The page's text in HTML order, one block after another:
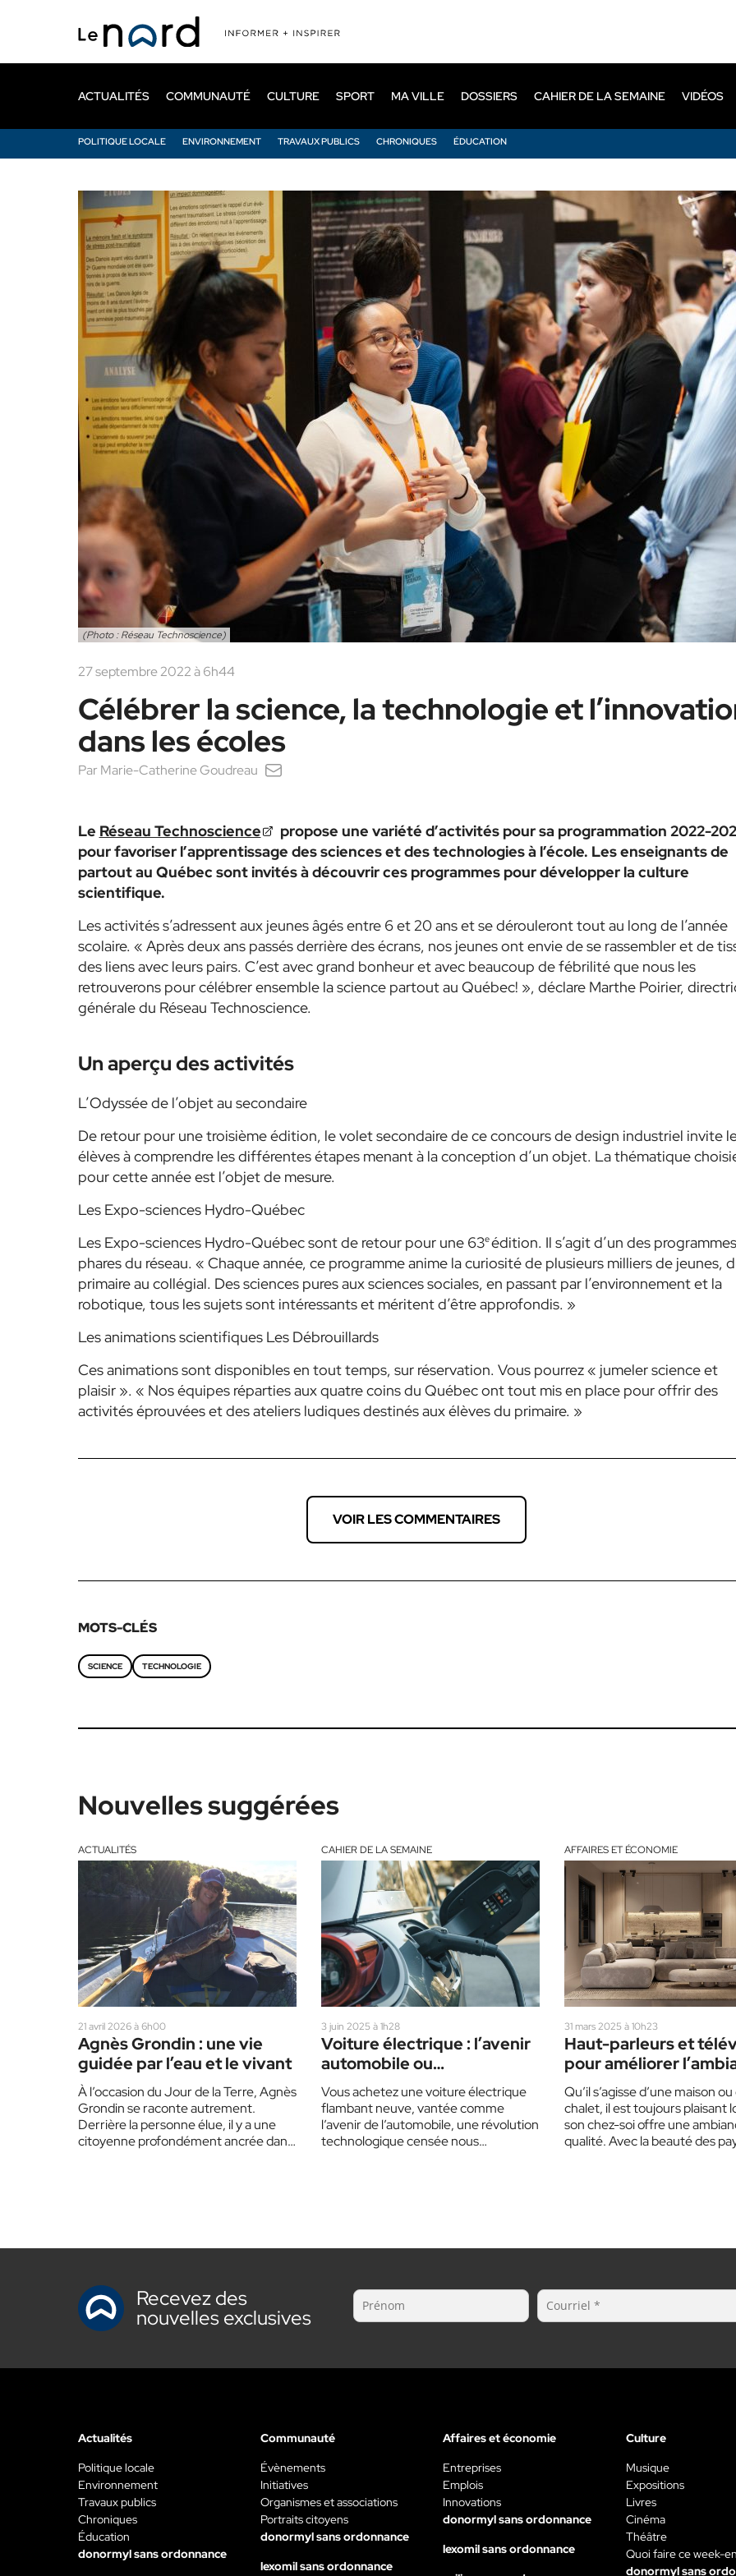
principal
ACTUALITÉS
POLITIQUE LOCALE ENVIRONNEMENT TRAVAUX PUBLICS CHRONIQUES ÉDUCATION
COMMUNAUTÉ CULTURE SPORT MA VILLE DOSSIERS CAHIER DE LA SEMAINE VIDÉOS
(Photo : Réseau Technoscience)
27 septembre 2022 à 6h44
Célébrer la science, la technologie et
dans les écoles
Par Marie-Catherine Goudreau
Le Réseau Technoscience
propose une variété d’activités pour sa programmation 2022-
pour favoriser l’apprentissage des sciences et des technologies à l’école. Les enseignants de
partout au Québec sont invités à découvrir ces programmes pour développer la culture
scientifique.
Les activités s’adressent aux jeunes âgés entre 6 et 20 ans et se dérouleront tout au long de l’année
scolaire. « Après deux ans passés derrière des écrans, nos jeunes ont envie de se rassembler et de
des liens avec leurs pairs. C’est avec grand bonheur et avec beaucoup de fébrilité que nous les
retrouverons pour célébrer ensemble la science partout au Québec! », déclare Marthe Poirier,
générale du Réseau Technoscience.
Un aperçu des activités
L’Odyssée de l’objet au secondaire
De retour pour une troisième édition, le volet secondaire de ce concours de design industriel invite
élèves à comprendre les différentes étapes menant à la conception d’un objet. La thématique
pour cette année est l’objet de mesure.
Les Expo-sciences Hydro-Québec
Les Expo-sciences Hydro-Québec sont de retour pour une 63eédition. Il s’agit d’un des programmes
phares du réseau. « Chaque année, ce programme anime la curiosité de plusieurs milliers de jeunes,
primaire au collégial. Des sciences pures aux sciences sociales, en passant par l’environnement et la
robotique, tous les sujets sont intéressants et méritent d’être approfondis. »
Les animations scientifiques Les Débrouillards
Ces animations sont disponibles en tout temps, sur réservation. Vous pourrez « jumeler science et
plaisir ». « Nos équipes réparties aux quatre coins du Québec ont tout mis en place pour offrir des
activités éprouvées et des ateliers ludiques destinés aux élèves du primaire. »
VOIR LES COMMENTAIRES
MOTS-CLÉS
SCIENCE TECHNOLOGIE
Nouvelles suggérées
ACTUALITÉS
21 avril 2026 à 6h00
Agnès Grondin : une vie
guidée par l’eau et le vivant
À l’occasion du Jour de la Terre, Agnès
Grondin se raconte autrement.
Derrière la personne élue, il y a une
citoyenne profondément ancrée dans
CAHIER DE LA SEMAINE
3 juin 2025 à 1h28
Voiture électrique : l’avenir
automobile ou
l’obsolescence
programmée à grande
échelle
Vous achetez une voiture électrique
flambant neuve, vantée comme
l’avenir de l’automobile, une révolution
technologique censée nous
AFFAIRES ET ÉCONOMIE
31 mars 2025 à 10h23
Haut-parleurs et
pour améliorer
Qu’il s’agisse d’une maison ou
chalet, il est toujours plaisant
son chez-soi offre une
qualité. Avec la beauté des
Recevez des
nouvelles exclusives
Actualités
Politique locale
Environnement
Travaux publics
Chroniques
Éducation
donormyl sans ordonnance
Communauté
Évènements
Initiatives
Organismes et associations
Portraits citoyens
donormyl sans ordonnance
lexomil sans ordonnance
Affaires et économie
Entreprises
Emplois
Innovations
donormyl sans ordonnance
lexomil sans ordonnance
Culture
Musique
Expositions
Livres
Cinéma
Théâtre
Quoi faire ce week-
donormyl sans